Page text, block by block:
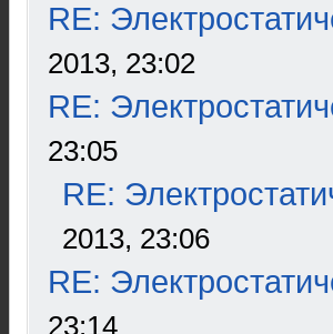
RE:
2013, 23:02
RE:
23:05
RE:
2013, 23:06
RE:
23:14